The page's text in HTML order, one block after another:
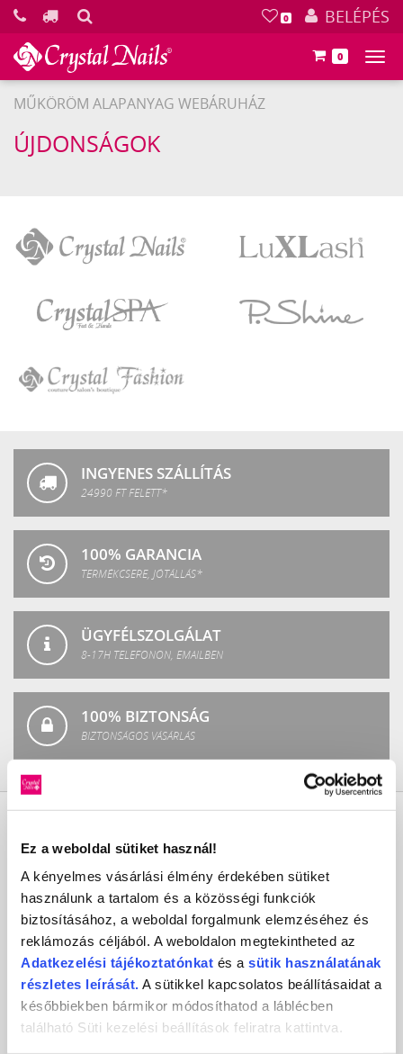
Ez a weboldal sütiket használ!
A kényelmes vásárlási élmény érdekében sütiket
használunk a tartalom és a közösségi funkciók
biztosításához, a weboldal forgalmunk elemzéséhez és
reklámozás céljából. A weboldalon megtekintheted az
Adatkezelési tájékoztatónkat és a sütik használatának
részletes leírását. A sütikkel kapcsolatos beállításaidat a
későbbiekben bármikor módosíthatod a láblécben
található Süti kezelési beállítások feliratra kattintva.
0 BELÉPÉS
0
MŰKÖRÖM ALAPANYAG WEBÁRUHÁZ
ÚJDONSÁGOK
Nails
SPA
INGYENES SZÁLLÍTÁS
24990 FT FELETT*
100% GARANCIA
TERMÉKCSERE, JÓTÁLLÁS*
ÜGYFÉLSZOLGÁLAT
8-17H TELEFONON, EMAILBEN
100% BIZTONSÁG
BIZTONSÁGOS VÁSÁRLÁS
Crystal
Nails
CosmoPro
Kft.
Crystal Nails
CosmoPro Kft.
1085
Hungary
+36 1 / 334 1924
ugyfelszolgalat@crystalnails.hu